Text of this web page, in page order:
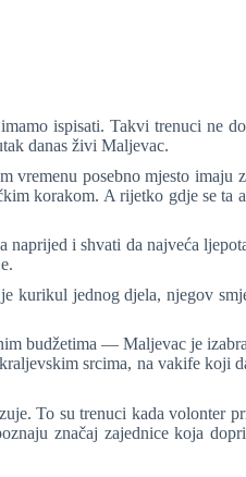
ispisati. Takvi trenuci ne
danas živi Maljevac.
posebno mjesto imaju
korakom. A rijetko gdje se
i shvati da najveća
kurikul jednog djela, njegov
budžetima — Maljevac je
srcima, na vakife koji
To su trenuci kada volonter
značaj zajednice koja